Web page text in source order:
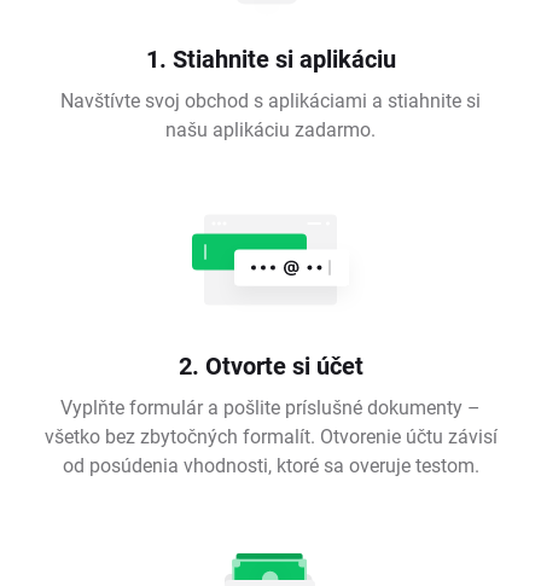
1. Stiahnite si aplikáciu
Navštívte svoj obchod s aplikáciami a stiahnite si
našu aplikáciu zadarmo.
2. Otvorte si účet
Vyplňte formulár a pošlite príslušné dokumenty –
všetko bez zbytočných formalít. Otvorenie účtu závisí
od posúdenia vhodnosti, ktoré sa overuje testom.